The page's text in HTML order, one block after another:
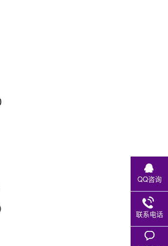
QQ咨询
联系电话